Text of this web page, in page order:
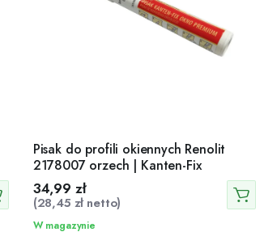
Pisak do profili okiennych Renolit
2178007 orzech | Kanten-Fix
34,99 zł
(28,45 złnetto)
W magazynie